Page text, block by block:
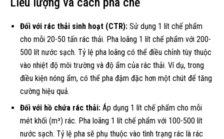
Đối với rác thải sinh hoạt (CTR): Sử dụng 1 lít chế phẩm
cho mỗi 20-50 tấn rác thải. Pha loãng 1 lít chế phẩm với 200-
500 lít nước sạch. Tỷ lệ pha loãng có thể điều chỉnh tùy thuộc
vào nhiệt độ môi trường và độ ẩm của rác thải. Ví dụ, trong
điều kiện nóng ẩm, có thể pha đậm đặc hơn một chút để tăng
cường hiệu quả.
Đối với hồ chứa rác thải: Áp dụng 1 lít chế phẩm cho mỗi
mét khối (m³) rác. Pha loãng 1 lít chế phẩm với 100-500 lít
nước sạch. Tỷ lệ pha sẽ phụ thuộc vào tình trạng rác là rác